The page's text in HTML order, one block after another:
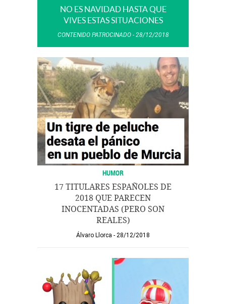
NO ES NAVIDAD HASTA QUE
VIVES ESTAS SITUACIONES
CONTENIDO PATROCINADO 28/12/2018
HUMOR
17 TITULARES ESPAÑOLES DE
2018 QUE PARECEN
INOCENTADAS (PERO SON
REALES)
Álvaro Llorca 28/12/2018